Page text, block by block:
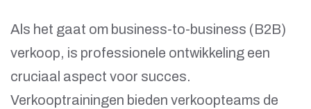
Als het gaat om business-to-business (B2B)
verkoop, is professionele ontwikkeling een
cruciaal aspect voor succes.
Verkooptrainingen bieden verkoopteams de